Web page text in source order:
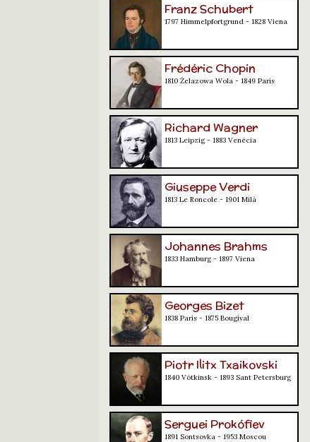
Franz Schubert
1797 Himmelpfortgrund - 1828 Viena
Frédéric Chopin
1810 Żelazowa Wola - 1849 París
Richard Wagner
1813 Leipzig - 1883 Venècia
Giuseppe Verdi
1813 Le Roncole - 1901 Milà
Johannes Brahms
1833 Hamburg - 1897 Viena
Georges Bizet
1838 París - 1875 Bougival
Piotr Ilitx Txaikovski
1840 Vótkinsk - 1893 Sant Petersburg
Serguei Prokófiev
1891 Sontsovka - 1953 Moscou